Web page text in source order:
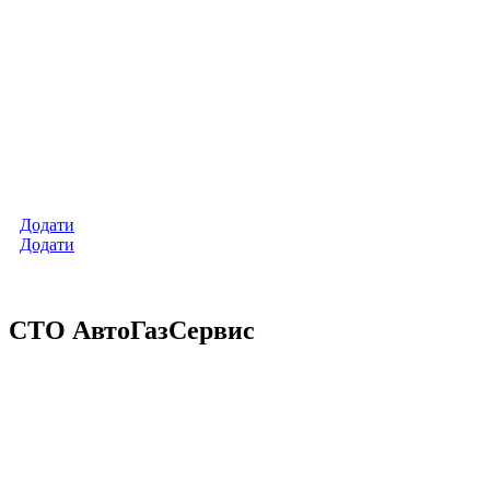
Додати
Додати
СТО АвтоГазСервис